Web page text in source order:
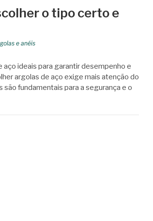
o tipo certo e
e anéis
ideais para garantir desempenho e
argolas de aço exige mais atenção do
fundamentais para a segurança e o